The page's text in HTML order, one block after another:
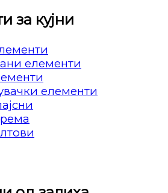
за кујни
елементи
елементи